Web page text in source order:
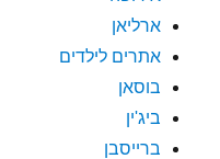
ארליאן
אתרים לילדים
בוסאן
ביג'ין
ברייסבן